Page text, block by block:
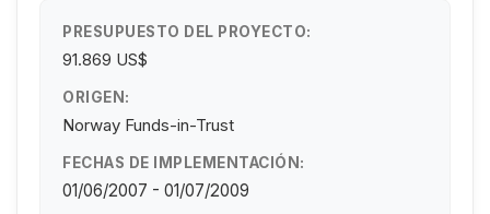
PRESUPUESTO DEL PROYECTO:
91.869 US$
ORIGEN:
Norway Funds-in-Trust
FECHAS DE IMPLEMENTACIÓN:
01/06/2007 - 01/07/2009